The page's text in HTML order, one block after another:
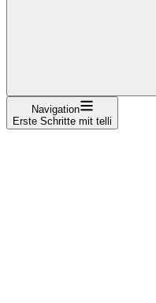
Navigation
Erste Schritte mit telli